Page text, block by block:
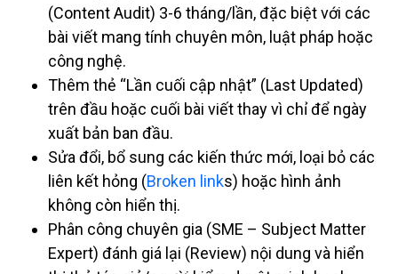
(Content Audit) 3-6 tháng/lần, đặc biệt với các
bài viết mang tính chuyên môn, luật pháp hoặc
công nghệ.
Thêm thẻ “Lần cuối cập nhật” (Last Updated)
trên đầu hoặc cuối bài viết thay vì chỉ để ngày
xuất bản ban đầu.
Sửa đổi, bổ sung các kiến thức mới, loại bỏ các
liên kết hỏng (Broken links) hoặc hình ảnh
không còn hiển thị.
Phân công chuyên gia (SME – Subject Matter
Expert) đánh giá lại (Review) nội dung và hiển